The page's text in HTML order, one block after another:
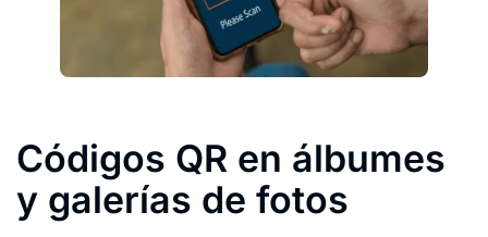
Códigos QR en álbumes
y galerías de fotos